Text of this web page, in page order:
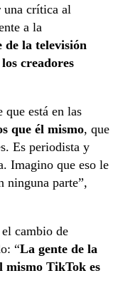
una crítica al
a la
de la televisión
creadores
que está en las
que él mismo, que
Es periodista y
Imagino que eso le
ninguna parte”,
cambio de
“La gente de la
mismo TikTok es